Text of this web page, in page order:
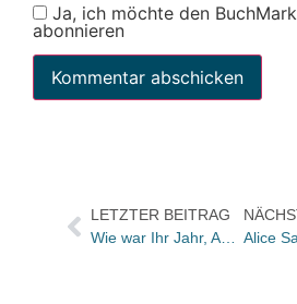
Ja, ich möchte den
abonnieren
LETZTER BEITRAG
Wie war Ihr Jahr, Angelika Siebrands?